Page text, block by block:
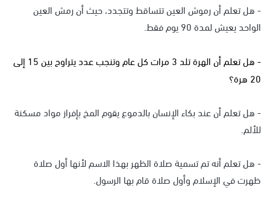
- هل تعلم أن رموش العين تتساقط وتتجدد، حيث أن رمش العين
الواحد يعيش لمدة 90 يوم فقط.
- هل تعلم أن الهرة تلد 3 مرات كل عام وتنجب عدد يتراوح بين 15 إلى
20 هرة؟
- هل تعلم أن عند بكاء الإنسان بالدموع يقوم المخ بإفراز مواد مسكنة
للألم.
- هل تعلم أنه تم تسمية صلاة الظهر بهذا الاسم لأنها أول صلاة
ظهرت في الإسلام وأول صلاة قام بها الرسول.